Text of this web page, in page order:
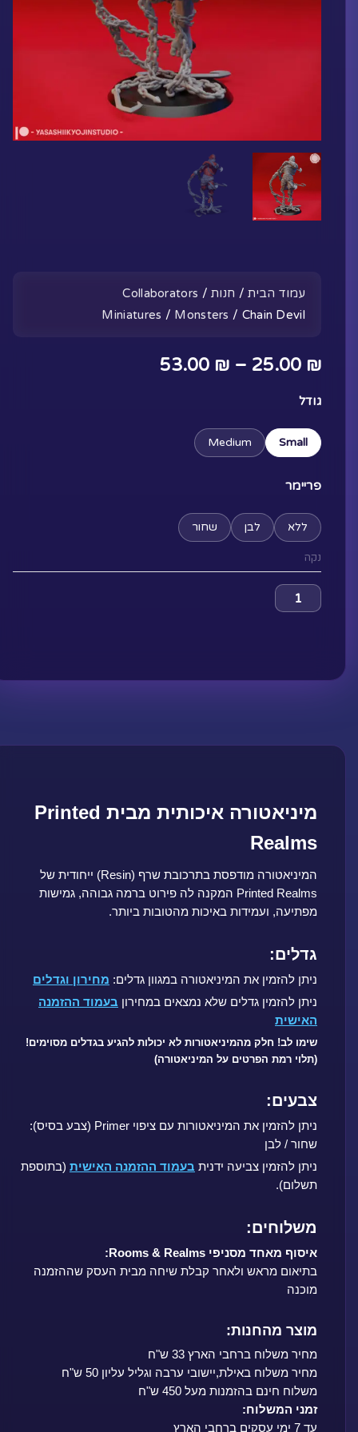
עמוד הבית/ חנות/
Collaborators
Miniatures / Monsters / Chain Devil
25.00 ₪
–
53.00 ₪
גודל
Small
Medium
פריימר
ללא לבן שחור
נקה
כמות
Chain
Devil
מיניאטורה איכותית מבית Printed
Realms
המיניאטורה מודפסת בתרכובת שרף (Resin) ייחודית של
Printed Realms המקנה לה פירוט ברמה גבוהה, גמישות
מפתיעה, ועמידות באיכות מהטובות ביותר.
גדלים:
ניתן להזמין את המיניאטורה במגוון גדלים: מחירון וגדלים
ניתן להזמין גדלים שלא נמצאים במחירון בעמוד ההזמנה
האישית
שימו לב! חלק מהמיניאטורות לא יכולות להגיע בגדלים מסוימים!
(תלוי רמת הפרטים על המיניאטורה)
צבעים:
ניתן להזמין את המיניאטורות עם ציפוי Primer (צבע בסיס):
שחור / לבן
ניתן להזמין צביעה ידנית בעמוד ההזמנה האישית (בתוספת
תשלום).
משלוחים:
איסוף מאחד מסניפי Rooms & Realms:
בתיאום מראש ולאחר קבלת שיחה מבית העסק שההזמנה
מוכנה
מוצר מהחנות:
מחיר משלוח ברחבי הארץ 33 ש"ח
מחיר משלוח באילת,יישובי ערבה וגליל עליון 50 ש"ח
משלוח חינם בהזמנות מעל 450 ש"ח
זמני המשלוח:
עד 7 ימי עסקים ברחבי הארץ